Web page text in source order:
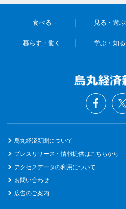
食べる 見る・遊ぶ
暮らす・働く 学ぶ・知る
烏丸経済新聞について
プレスリリース・情報提供はこちらから
アクセスデータの利用について
お問い合わせ
広告のご案内